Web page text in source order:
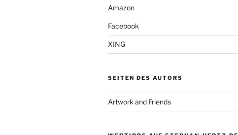
Amazon
Facebook
XING
SEITEN DES AUTORS
Artwork and Friends